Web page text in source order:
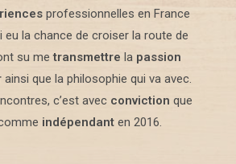
professionnelles en France
eu la chance de croiser la route de
su metransmettre la passion
ainsi que la philosophie qui va avec.
c’est avec conviction que
indépendant en 2016.